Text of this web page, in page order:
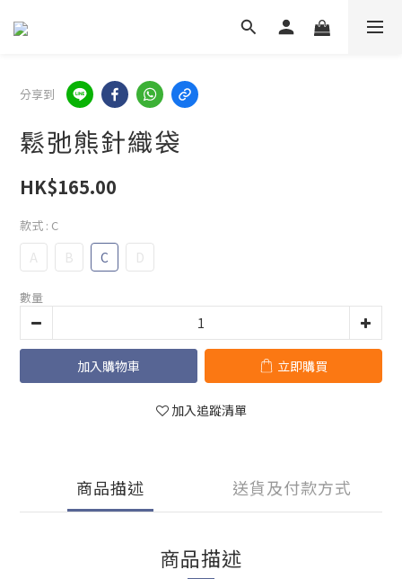
分享到
鬆弛熊針織袋
HK$165.00
款式 : C
A B C D
數量
加入購物車 立即購買
加入追蹤清單
商品描述 送貨及付款方式
商品描述